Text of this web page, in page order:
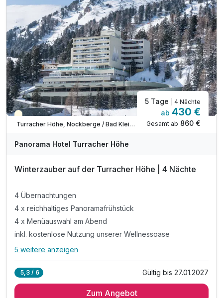
inkl. Nutzung des Fitnessraumes
inkl. 15% Massagegutschein
Saisonal verfügbar
Turracher Höhe, Nockberge / Bad Kleinkirchheim
5 Tage | 4 Nächte
ab 430 €
Gesamt ab 860 €
Panorama Hotel Turracher Höhe
Winterzauber auf der Turracher Höhe | 4 Nächte
4 Übernachtungen
4 x reichhaltiges Panoramafrühstück
4 x Menüauswahl am Abend
inkl. kostenlose Nutzung unserer Wellnessoase
Alle Inklusivleistungen
4 x reichhaltiges Panoramafrühstück
5 weitere anzeigen
5,3 / 6 Gültig bis 27.01.2027
Zum Angebot